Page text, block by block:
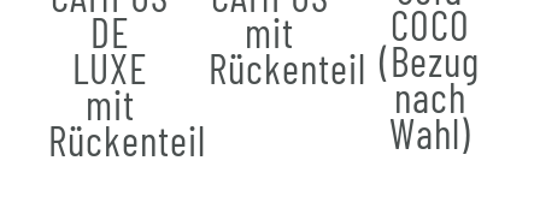
DE
LUXE
mit
Rückenteil
mit
Rückenteil
COCO
(Bezug
nach
Wahl)